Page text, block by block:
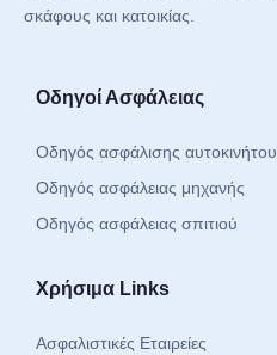
σκάφους και κατοικίας.
Οδηγοί Ασφάλειας
Οδηγός ασφάλισης αυτοκινήτου
Οδηγός ασφάλειας μηχανής
Οδηγός ασφάλειας σπιτιού
Χρήσιμα Links
Ασφαλιστικές Εταιρείες